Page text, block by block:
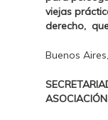
viejas
derecho,
Buenos